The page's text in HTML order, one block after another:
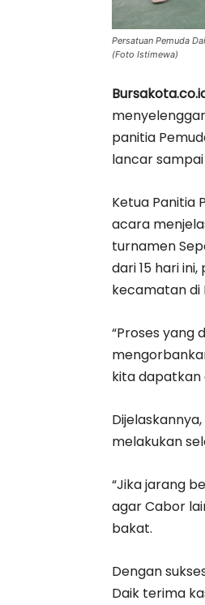
Persatuan Pemuda
(Foto Istimewa)
panitia
lancar
Ketua Panitia
acara
turnamen
dari 15 hari
kecamatan di
“Proses yang
kita dapatkan
melakukan
“Jika jarang
agar Cabor
bakat.
Dengan
Daik terima